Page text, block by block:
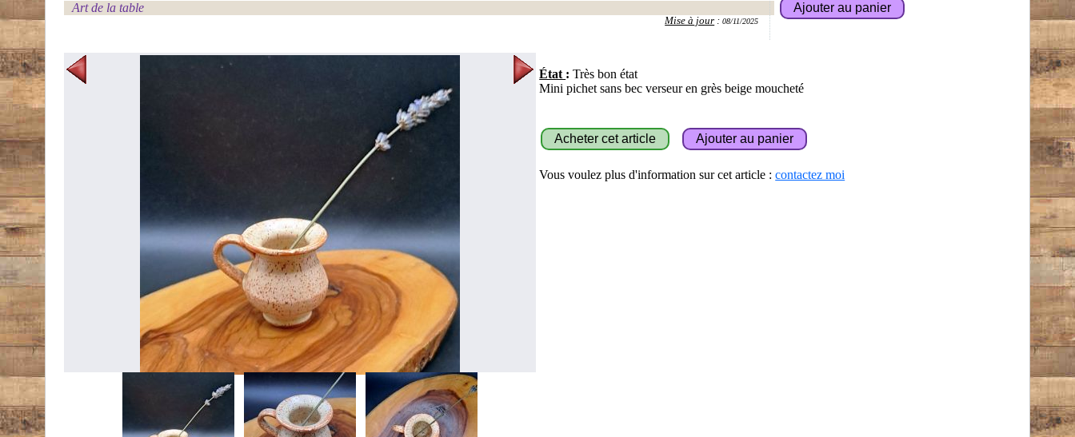
Art de la table
Mise à jour :08/11/2025
État : Très bon état
Mini pichet sans bec verseur en grès beige moucheté
Vous voulez plus d'information sur cet article :contactez moi